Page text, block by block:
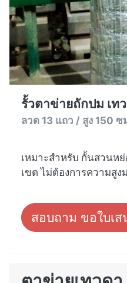
รั้วตาข่ายถักปม เท
ลวด 13 แถว / สูง 150
เหมาะสำหรับ กั้นสวนห
เขต ไม่ต้องการความสูง
สอบถาม ขอใบเส